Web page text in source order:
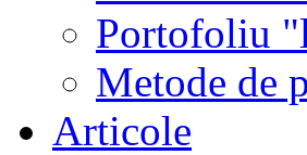
Portofoliu
Metode de
Articole